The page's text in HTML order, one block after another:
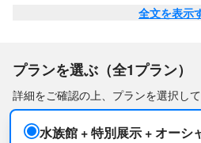
◯巨大水槽と海底トンネル
気分を味わえます。
◯城山日出峰の景色：
館内から「城山日出峰（ソンサンイ
色を楽しむことができます。
全文を表示
プランを選ぶ（全1プラン）
詳細をご確認の上、プランを選択して
水族館 + 特別展示 + オーシ